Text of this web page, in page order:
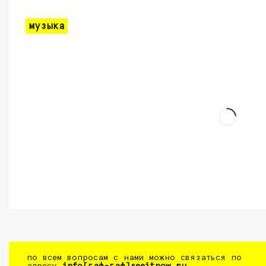
музыка
по всем вопросам с нами можно связаться по